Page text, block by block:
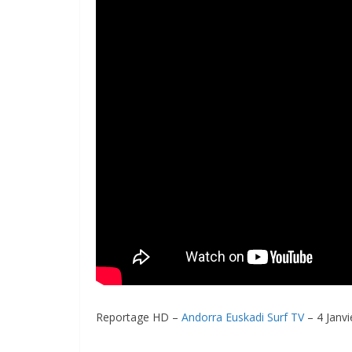
Reportage HD – Andorra Euskadi Surf TV– 4